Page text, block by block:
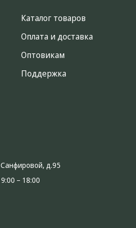
Каталог товаров
Оплата и доставка
Оптовикам
Поддержка
д.95
– 18:00